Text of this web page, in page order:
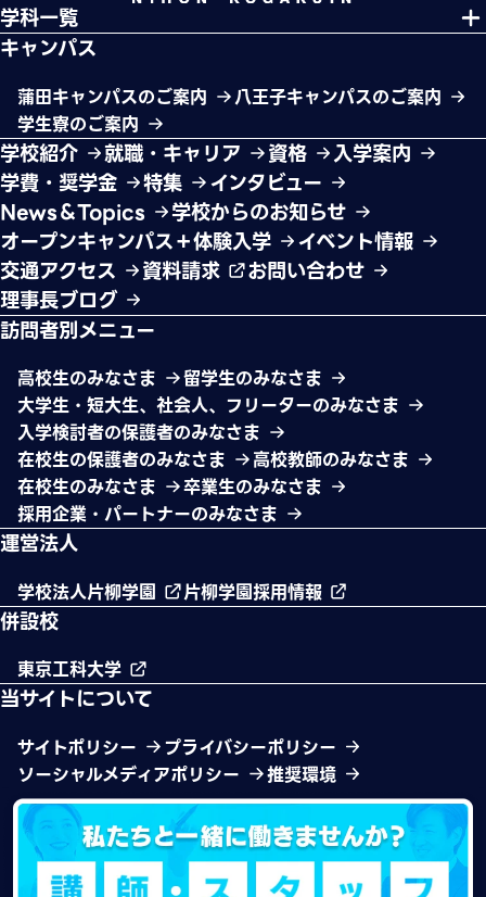
学科一覧
キャンパス
蒲田キャンパスのご案内
八王子キャンパスのご案内
学生寮のご案内
学校紹介 就職・キャリア 資格
入学案内
学費・奨学金
特集
インタビュー
News＆Topics
学校からのお知らせ
オープンキャンパス＋体験入学
イベント情報
交通アクセス
資料請求
お問い合わせ
理事長ブログ
訪問者別メニュー
高校生のみなさま
留学生のみなさま
大学生・短大生、社会人、フリーターのみなさま
入学検討者の保護者のみなさま
在校生の保護者のみなさま
高校教師のみなさま
在校生のみなさま
卒業生のみなさま
採用企業・パートナーのみなさま
運営法人
学校法人片柳学園 片柳学園採用情報
併設校
東京工科大学
当サイトについて
サイトポリシー
プライバシーポリシー
ソーシャルメディアポリシー
推奨環境